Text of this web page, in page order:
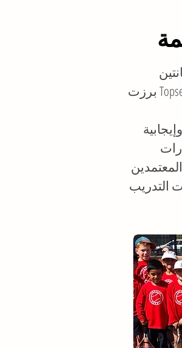
برزت Topseed Tennis كواحدة من أكاديميات تدريب
التدريب